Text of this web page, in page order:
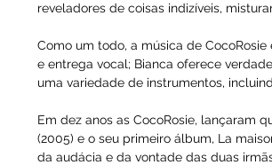
reveladores de coisas indizíveis,
Como um todo, a música de
e entrega vocal; Bianca oferece
uma variedade de instrumentos,
Em dez anos as CocoRosie, lançaram
(2005) e o seu primeiro álbum, La
da audácia e da vontade das duas